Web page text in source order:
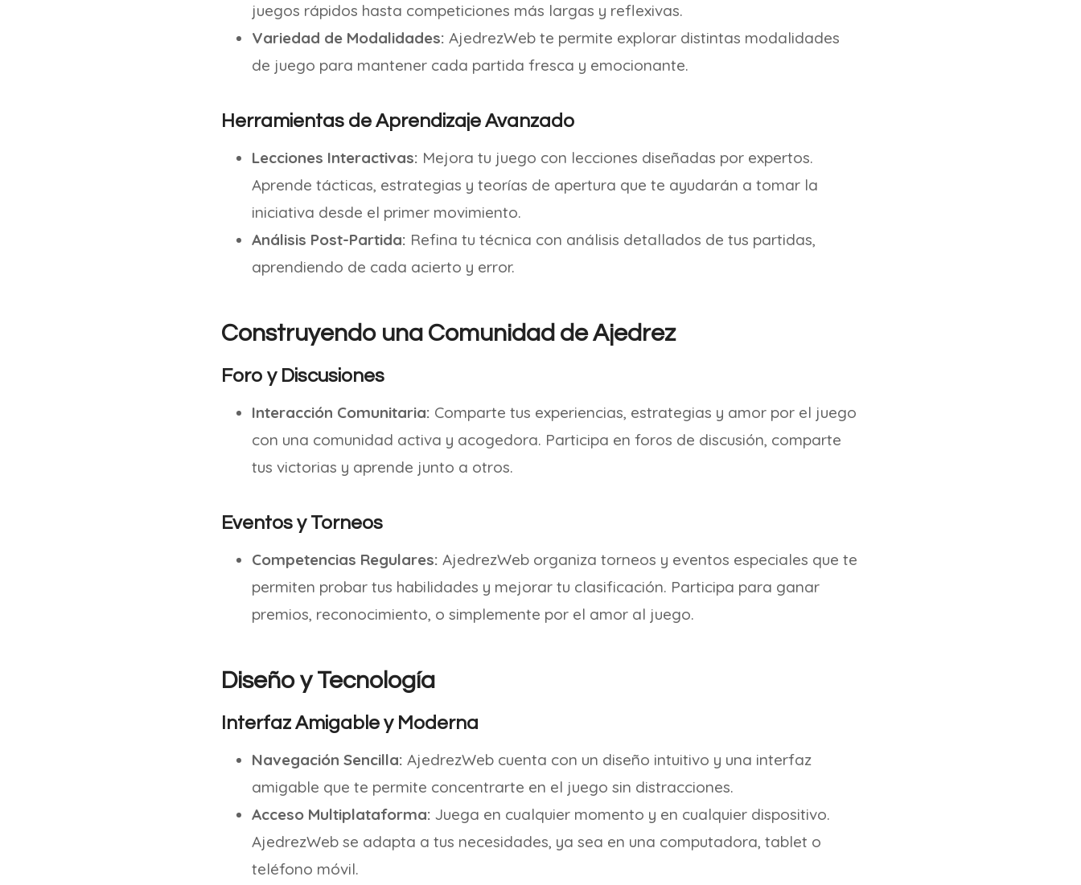
juegos rápidos hasta competiciones más largas y reflexivas.
Variedad de Modalidades: AjedrezWeb te permite explorar distintas modalidades
de juego para mantener cada partida fresca y emocionante.
Herramientas de Aprendizaje Avanzado
Lecciones Interactivas: Mejora tu juego con lecciones diseñadas por expertos.
Aprende tácticas, estrategias y teorías de apertura que te ayudarán a tomar la
iniciativa desde el primer movimiento.
Análisis Post-Partida: Refina tu técnica con análisis detallados de tus partidas,
aprendiendo de cada acierto y error.
Construyendo una Comunidad de Ajedrez
Foro y Discusiones
Interacción Comunitaria: Comparte tus experiencias, estrategias y amor por el juego
con una comunidad activa y acogedora. Participa en foros de discusión, comparte
tus victorias y aprende junto a otros.
Eventos y Torneos
Competencias Regulares: AjedrezWeb organiza torneos y eventos especiales que te
permiten probar tus habilidades y mejorar tu clasificación. Participa para ganar
premios, reconocimiento, o simplemente por el amor al juego.
Diseño y Tecnología
Interfaz Amigable y Moderna
Navegación Sencilla: AjedrezWeb cuenta con un diseño intuitivo y una interfaz
amigable que te permite concentrarte en el juego sin distracciones.
Acceso Multiplataforma: Juega en cualquier momento y en cualquier dispositivo.
AjedrezWeb se adapta a tus necesidades, ya sea en una computadora, tablet o
teléfono móvil.